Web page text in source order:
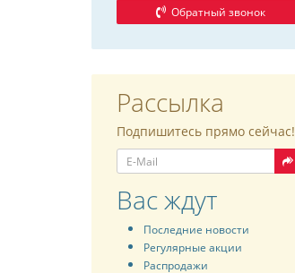
Обратный звонок
Рассылка
Подпишитесь прямо сейчас!
Вас ждут
Последние новости
Регулярные акции
Распродажи